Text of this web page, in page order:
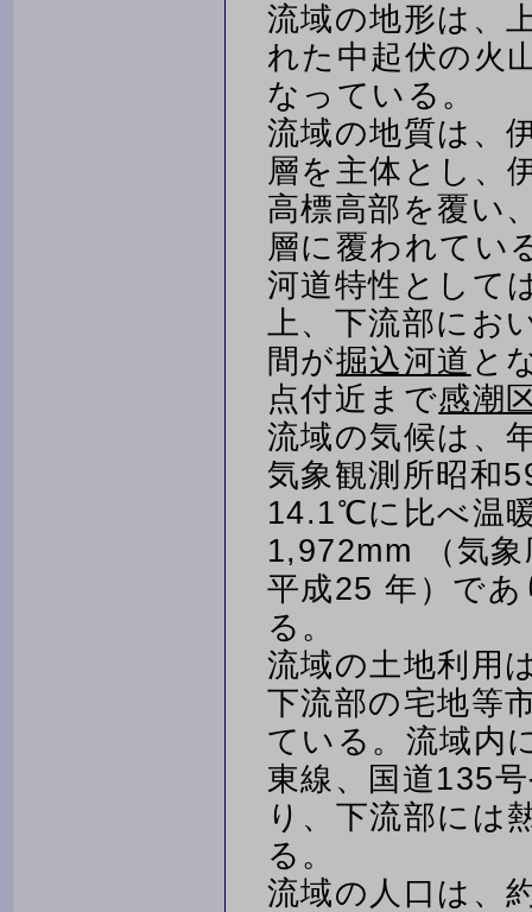
流域の地形は、
れた中起伏の火
なっている。
流域の地質は、
層を主体とし、
高標高部を覆い
層に覆われてい
河道特性として
上、下流部にお
間が掘込河道 と
点付近まで感潮
流域の気候は、
気象観測所昭和
14.1℃に比べ温
1,972mm （気
平成25 年）で
る。
流域の土地利用
下流部の宅地等
ている。流域内
東線、国道135
り、下流部には
る。
流域の人口は、